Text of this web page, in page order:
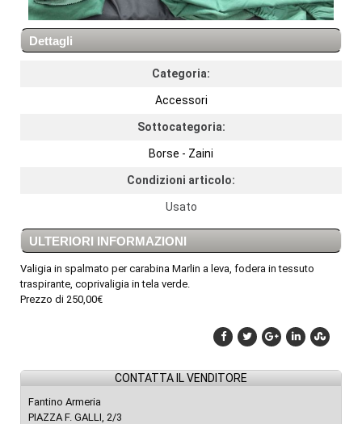
Dettagli
Categoria:
Accessori
Sottocategoria:
Borse - Zaini
Condizioni articolo:
Usato
ULTERIORI INFORMAZIONI
Valigia in spalmato per carabina Marlin a leva, fodera in tessuto
traspirante, coprivaligia in tela verde.
Prezzo di 250,00€
CONTATTA IL VENDITORE
Fantino Armeria
PIAZZA F. GALLI, 2/3